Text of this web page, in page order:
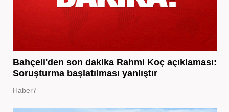
Bahçeli'den son dakika Rahmi Koç açıklaması:
Soruşturma başlatılması yanlıştır
Haber7